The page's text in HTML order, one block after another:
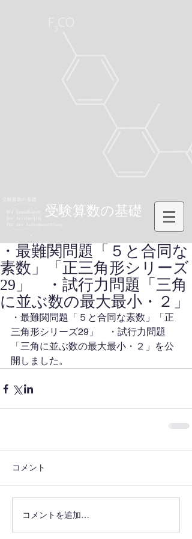
受験算数の基礎
・最難関問題「５と合同な
素数」「正三角形シリーズ
29」 ・試行力問題「三角
に並ぶ数の最大最小・２」
・最難関問題「５と合同な素数」「正
三角形シリーズ29」　・試行力問題
「三角に並ぶ数の最大最小・２」を公
開しました。
コメント
コメントを追加…